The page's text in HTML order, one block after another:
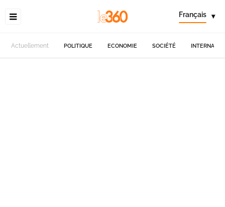
Français ▾
Actuellement POLITIQUE ECONOMIE SOCIÉTÉ